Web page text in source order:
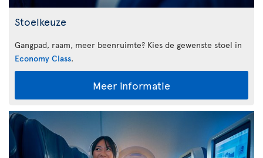
Stoelkeuze
Gangpad, raam, meer beenruimte? Kies de gewenste stoel in
Economy Class.
Meer informatie